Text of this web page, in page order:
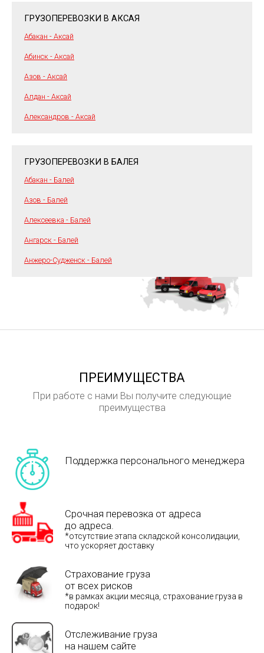
ГРУЗОПЕРЕВОЗКИ В АКСАЯ
Абакан - Аксай
Абинск - Аксай
Азов - Аксай
Алдан - Аксай
Александров - Аксай
ГРУЗОПЕРЕВОЗКИ В БАЛЕЯ
Абакан - Балей
Азов - Балей
Алексеевка - Балей
Ангарск - Балей
Анжеро-Судженск - Балей
ПРЕИМУЩЕСТВА
При работе с нами Вы получите следующие
преимущества
Поддержка персонального менеджера
Срочная перевозка от адреса
до адреса.
*отсутствие этапа складской консолидации,
что ускоряет доставку
Страхование груза
от всех рисков
*в рамках акции месяца, страхование груза в
подарок!
Отслеживание груза
на нашем сайте